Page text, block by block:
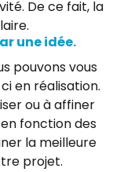
De ce fait, la
une idée.
pouvons vous
en réalisation.
ou à affiner
fonction des
la meilleure
projet.